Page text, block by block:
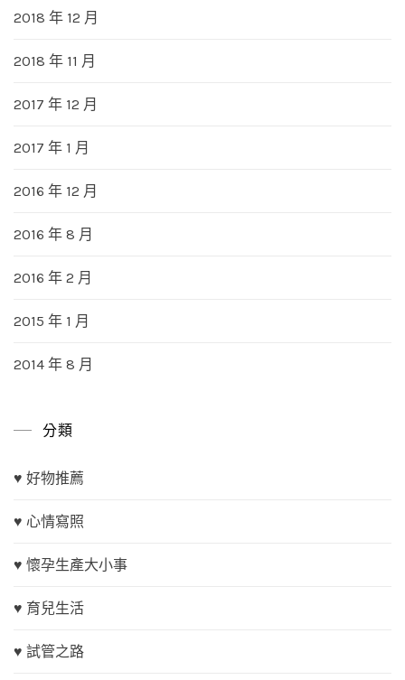
2018 年 12 月
2018 年 11 月
2017 年 12 月
2017 年 1 月
2016 年 12 月
2016 年 8 月
2016 年 2 月
2015 年 1 月
2014 年 8 月
分類
♥ 好物推薦
♥ 心情寫照
♥ 懷孕生產大小事
♥ 育兒生活
♥ 試管之路